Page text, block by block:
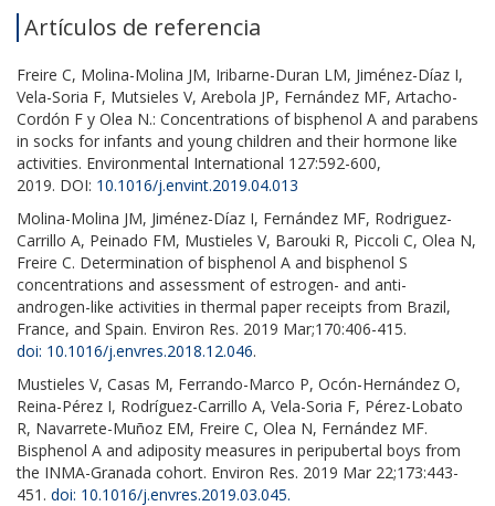
Artículos de referencia
Freire C, Molina-Molina JM, Iribarne-Duran LM, Jiménez-Díaz I,
Vela-Soria F, Mutsieles V, Arebola JP, Fernández MF, Artacho-
Cordón F y Olea N.: Concentrations of bisphenol A and parabens
in socks for infants and young children and their hormone like
activities. Environmental International 127:592-600,
2019. DOI: 10.1016/j.envint.2019.04.013
Molina-Molina JM, Jiménez-Díaz I, Fernández MF, Rodriguez-
Carrillo A, Peinado FM, Mustieles V, Barouki R, Piccoli C, Olea N,
Freire C. Determination of bisphenol A and bisphenol S
concentrations and assessment of estrogen- and anti-
androgen-like activities in thermal paper receipts from Brazil,
France, and Spain. Environ Res. 2019 Mar;170:406-415.
doi: 10.1016/j.envres.2018.12.046.
Mustieles V, Casas M, Ferrando-Marco P, Ocón-Hernández O,
Reina-Pérez I, Rodríguez-Carrillo A, Vela-Soria F, Pérez-Lobato
R, Navarrete-Muñoz EM, Freire C, Olea N, Fernández MF.
Bisphenol A and adiposity measures in peripubertal boys from
the INMA-Granada cohort. Environ Res. 2019 Mar 22;173:443-
451. doi: 10.1016/j.envres.2019.03.045.